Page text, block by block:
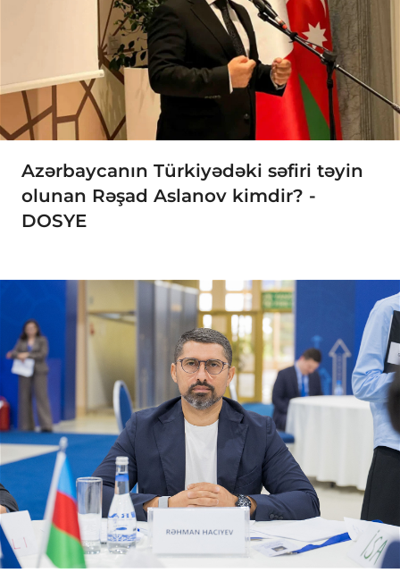
Azərbaycanın Türkiyədəki səfiri təyin
olunan Rəşad Aslanov kimdir? -
DOSYE